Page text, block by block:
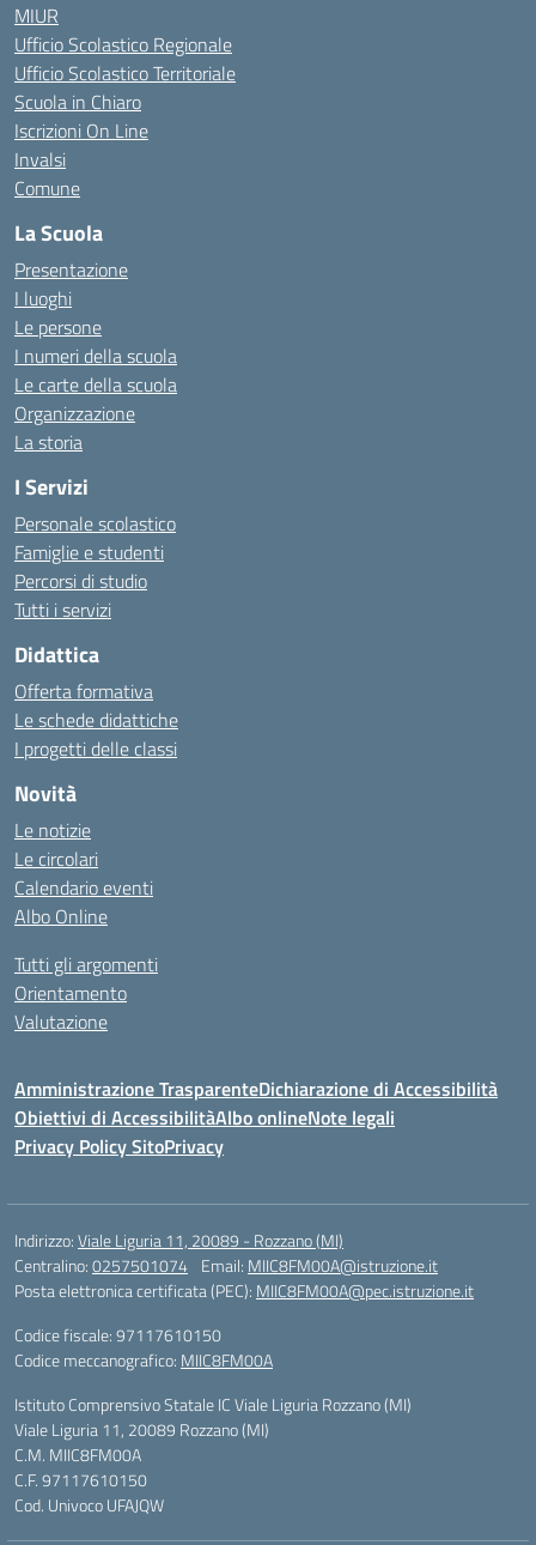
MIUR
Ufficio Scolastico Regionale
Ufficio Scolastico Territoriale
Scuola in Chiaro
Iscrizioni On Line
Invalsi
Comune
La Scuola
Presentazione
I luoghi
Le persone
I numeri della scuola
Le carte della scuola
Organizzazione
La storia
I Servizi
Personale scolastico
Famiglie e studenti
Percorsi di studio
Tutti i servizi
Didattica
Offerta formativa
Le schede didattiche
I progetti delle classi
Novità
Le notizie
Le circolari
Calendario eventi
Albo Online
Tutti gli argomenti
Orientamento
Valutazione
Amministrazione TrasparenteDichiarazione di Accessibilità
Obiettivi di AccessibilitàAlbo onlineNote legali
Privacy Policy SitoPrivacy
Indirizzo:Viale Liguria 11, 20089 - Rozzano (MI)
Centralino:0257501074 Email: MIIC8FM00A@istruzione.it
Posta elettronica certificata (PEC): MIIC8FM00A@pec.istruzione.it
Codice fiscale: 97117610150
Codice meccanografico: MIIC8FM00A
Istituto Comprensivo Statale IC Viale Liguria Rozzano (MI)
Viale Liguria 11, 20089 Rozzano (MI)
C.M. MIIC8FM00A
C.F. 97117610150
Cod. Univoco UFAJQW